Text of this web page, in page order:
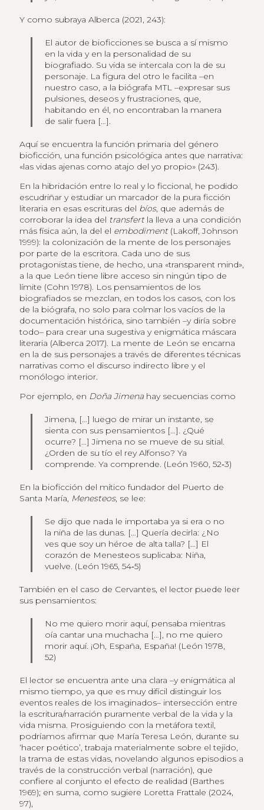
Y como subraya Alberca (2021, 243):
El autor de bioficciones se busca a sí mismo
en la vida y en la personalidad de su
biografiado. Su vida se intercala con la de su
personaje. La figura del otro le facilita –en
nuestro caso, a la biógrafa MTL –expresar sus
pulsiones, deseos y frustraciones, que,
habitando en él, no encontraban la manera
de salir fuera […].
Aquí se encuentra la función primaria del género
bioficción, una función psicológica antes que narrativa:
«las vidas ajenas como atajo del yo propio» (243).
En la hibridación entre lo real y lo ficcional, he podido
escudriñar y estudiar un marcador de la pura ficción
literaria en esas escrituras del bíos, que además de
corroborar la idea del transfert la lleva a una condición
más física aún, la del el embodiment(Lakoff, Johnson
1999): la colonización de la mente de los personajes
por parte de la escritora. Cada uno de sus
protagonistas tiene, de hecho, una «transparent mind»,
a la que León tiene libre acceso sin ningún tipo de
límite (Cohn 1978). Los pensamientos de los
biografiados se mezclan, en todos los casos, con los
de la biógrafa, no solo para colmar los vacíos de la
documentación histórica, sino también –y diría sobre
todo– para crear una sugestiva y enigmática máscara
literaria (Alberca 2017). La mente de León se encarna
en la de sus personajes a través de diferentes técnicas
narrativas como el discurso indirecto libre y el
monólogo interior.
Por ejemplo, en Doña Jimenahay secuencias como
Jimena, […] luego de mirar un instante, se
sienta con sus pensamientos […]. ¿Qué
ocurre? […] Jimena no se mueve de su sitial.
¿Orden de su tío el rey Alfonso? Ya
comprende. Ya comprende. (León 1960, 52‑3)
En la bioficción del mítico fundador del Puerto de
Santa María, Menesteos, se lee:
Se dijo que nada le importaba ya si era o no
la niña de las dunas. […] Quería decirla: ¿No
ves que soy un héroe de alta talla? […] El
corazón de Menesteos suplicaba: Niña,
vuelve. (León 1965, 54‑5)
También en el caso de Cervantes, el lector puede leer
sus pensamientos:
No me quiero morir aquí, pensaba mientras
oía cantar una muchacha […], no me quiero
morir aquí. ¡Oh, España, España! (León 1978,
52)
El lector se encuentra ante una clara –y enigmática al
mismo tiempo, ya que es muy difícil distinguir los
eventos reales de los imaginados– intersección entre
la escritura/narración puramente verbal de la vida y la
vida misma. Prosiguiendo con la metáfora textil,
podríamos afirmar que María Teresa León, durante su
‘hacer poético’, trabaja materialmente sobre el tejido,
la trama de estas vidas, novelando algunos episodios a
través de la construcción verbal (narración), que
confiere al conjunto el efecto de realidad (Barthes
1969); en suma, como sugiere Loretta Frattale (2024,
97),